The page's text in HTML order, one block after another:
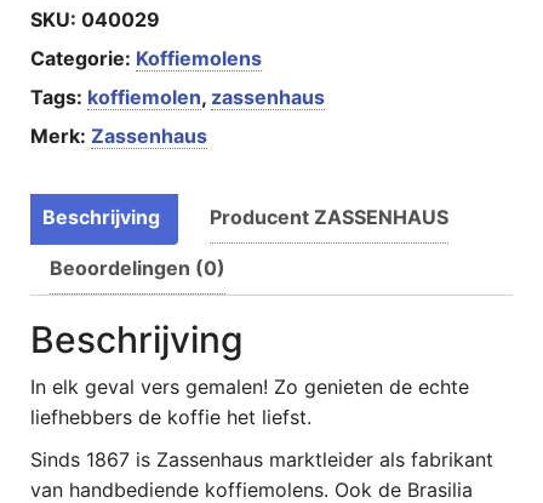
SKU: 040029
Categorie: Koffiemolens
Tags: koffiemolen, zassenhaus
Merk: Zassenhaus
Beschrijving Producent ZASSENHAUS
Beoordelingen (0)
Beschrijving
In elk geval vers gemalen! Zo genieten de echte
liefhebbers de koffie het liefst.
Sinds 1867 is Zassenhaus marktleider als fabrikant
van handbediende koffiemolens. Ook de Brasilia